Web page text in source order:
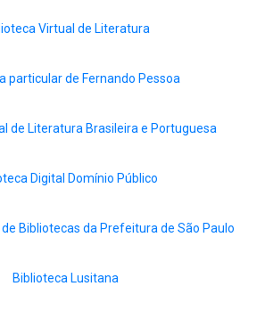
Virtual de Literatura
particular de Fernando Pessoa
de Literatura Brasileira e Portuguesa
Digital Domínio Público
Bibliotecas da Prefeitura de São Paulo
Biblioteca Lusitana